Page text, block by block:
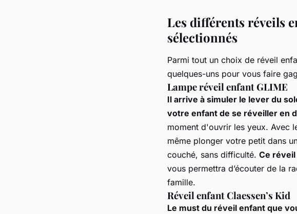
Les différents réveils
sélectionnés
Parmi tout un choix de réveil
quelques-uns pour vous faire
Lampe réveil enfant GLIME
Il arrive à simuler le lever du
votre enfant de se réveiller en
moment d'ouvrir les yeux. Avec
même plonger votre petit dans
couché, sans difficulté. Ce
vous permettra d’écouter de la
famille.
Réveil enfant Claessen’s Kid
Le must du réveil enfant que